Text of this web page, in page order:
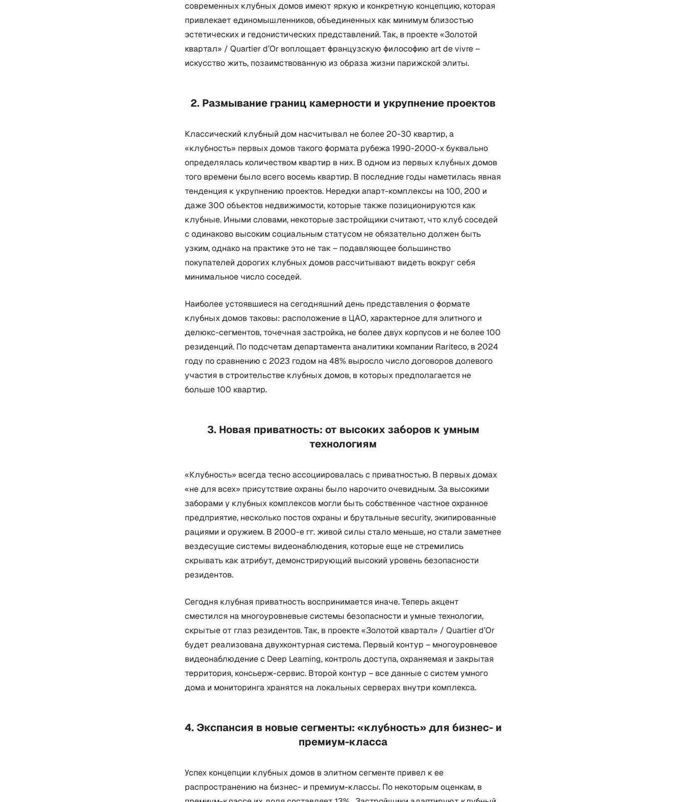
современных клубных домов имеют яркую и конкретную концепцию, которая
привлекает единомышленников, объединенных как минимум близостью
эстетических и гедонистических представлений. Так, в проекте «Золотой
квартал» / Quartier d’Or воплощает французскую философию art de vivre –
искусство жить, позаимствованную из образа жизни парижской элиты.
2. Размывание границ камерности и укрупнение проектов
Классический клубный дом насчитывал не более 20-30 квартир, а
«клубность» первых домов такого формата рубежа 1990-2000-х буквально
определялась количеством квартир в них. В одном из первых клубных домов
того времени было всего восемь квартир. В последние годы наметилась явная
тенденция к укрупнению проектов. Нередки апарт-комплексы на 100, 200 и
даже 300 объектов недвижимости, которые также позиционируются как
клубные. Иными словами, некоторые застройщики считают, что клуб соседей
с одинаково высоким социальным статусом не обязательно должен быть
узким, однако на практике это не так – подавляющее большинство
покупателей дорогих клубных домов рассчитывают видеть вокруг себя
минимальное число соседей.
Наиболее устоявшиеся на сегодняшний день представления о формате
клубных домов таковы: расположение в ЦАО, характерное для элитного и
делюкс-сегментов, точечная застройка, не более двух корпусов и не более 100
резиденций. По подсчетам департамента аналитики компании Rariteco, в 2024
году по сравнению с 2023 годом на 48% выросло число договоров долевого
участия в строительстве клубных домов, в которых предполагается не
больше 100 квартир.
3. Новая приватность: от высоких заборов к умным
технологиям
«Клубность» всегда тесно ассоциировалась с приватностью. В первых домах
«не для всех» присутствие охраны было нарочито очевидным. За высокими
заборами у клубных комплексов могли быть собственное частное охранное
предприятие, несколько постов охраны и брутальные security, экипированные
рациями и оружием. В 2000-е гг. живой силы стало меньше, но стали заметнее
вездесущие системы видеонаблюдения, которые еще не стремились
скрывать как атрибут, демонстрирующий высокий уровень безопасности
резидентов.
Сегодня клубная приватность воспринимается иначе. Теперь акцент
сместился на многоуровневые системы безопасности и умные технологии,
скрытые от глаз резидентов. Так, в проекте «Золотой квартал» / Quartier d’Or
будет реализована двухконтурная система. Первый контур – многоуровневое
видеонаблюдение с Deep Learning, контроль доступа, охраняемая и закрытая
территория, консьерж-сервис. Второй контур – все данные с систем умного
дома и мониторинга хранятся на локальных серверах внутри комплекса.
4. Экспансия в новые сегменты: «клубность» для бизнес- и
премиум-класса
Успех концепции клубных домов в элитном сегменте привел к ее
распространению на бизнес- и премиум-классы. По некоторым оценкам, в